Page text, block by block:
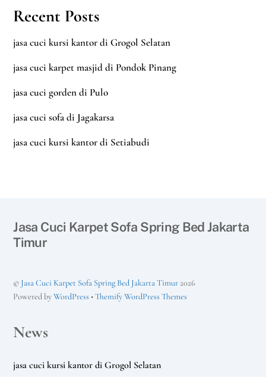
Recent Posts
jasa cuci kursi kantor di Grogol Selatan
jasa cuci karpet masjid di Pondok Pinang
jasa cuci gorden di Pulo
jasa cuci sofa di Jagakarsa
jasa cuci kursi kantor di Setiabudi
Jasa Cuci Karpet Sofa Spring Bed Jakarta
Timur
© Jasa Cuci Karpet Sofa Spring Bed Jakarta Timur2026
Powered byWordPress •Themify WordPress Themes
News
jasa cuci kursi kantor di Grogol Selatan